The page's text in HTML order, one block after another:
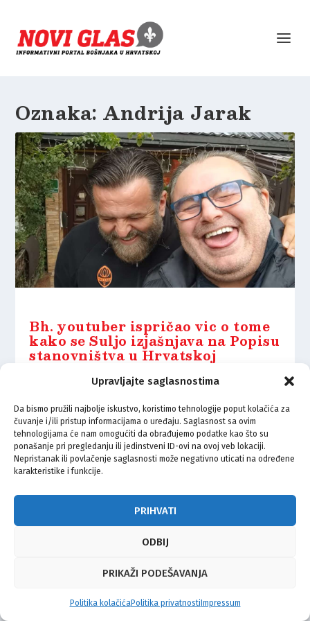
Upravljajte saglasnostima
Da bismo pružili najbolje iskustvo, koristimo tehnologije poput kolačića za
čuvanje i/ili pristup informacijama o uređaju. Saglasnost sa ovim
tehnologijama će nam omogućiti da obrađujemo podatke kao što su
ponašanje pri pregledanju ili jedinstveni ID-ovi na ovoj veb lokaciji.
Nepristanak ili povlačenje saglasnosti može negativno uticati na određene
karakteristike i funkcije.
PRIHVATI
ODBIJ
PRIKAŽI PODEŠAVANJA
Politika kolačićaPolitika privatnosti Impressum
Oznaka:Andrija Jarak
Bh. youtuber ispričao vic o tome
kako se Suljo izjašnjava na Popisu
stanovništva u Hrvatskoj
© Vijeće bošnjačke nacionalne manjine Grada Zagreba 2026